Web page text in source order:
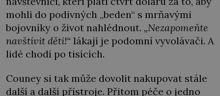
mohli do podivných „beden“ s mrňavými
bojovníky o život nahlédnout. „Nezapomeňte
navštívit děti!“ lákají je podomní vyvolávači. A
lidé chodí po tisících.
Couney si tak může dovolit nakupovat stále
další a další přístroje. Přitom péče o jedno